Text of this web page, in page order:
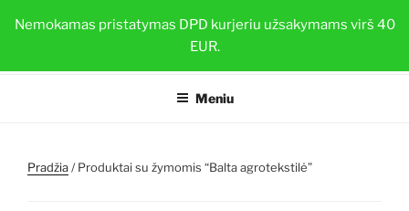
Nemokamas pristatymas DPD kurjeriu užsakymams virš 40
EUR.
prie BRAŠKIŲ DAIGAI
Sveiki ir stiprūs augalai su TOP-PLANT™
Meniu
Pradžia/ Produktai su žymomis “Balta agrotekstilė”